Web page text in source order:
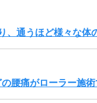
、通うほど様々な体
腰痛がローラー施